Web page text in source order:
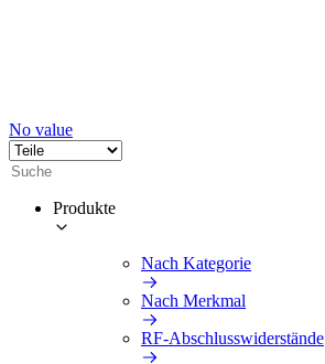
No value
Produkte
Nach Kategorie
Nach Merkmal
RF-Abschlusswiderstände